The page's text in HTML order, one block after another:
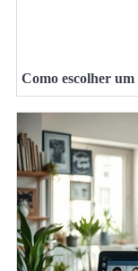
Como escolher